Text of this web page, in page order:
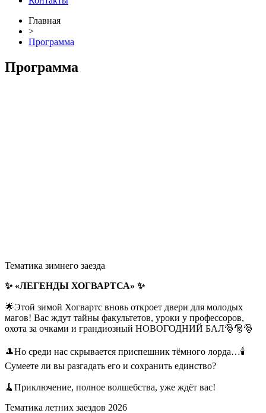
Главная
>
Программа
Программа
Тематика зимнего заезда
✨ «ЛЕГЕНДЫ ХОГВАРТСА» ✨
🌟Этой зимой Хогвартс вновь откроет двери для молодых
магов! Вас ждут тайны факультетов, уроки у профессоров,
охота за очками и грандиозный НОВОГОДНИЙ БАЛ🎅🎅🎅
🎩Но среди нас скрывается приспешник тёмного лорда…🕯️
Сумеете ли вы разгадать его и сохранить единство?
🧹Приключение, полное волшебства, уже ждёт вас!
Тематика летних заездов 2026